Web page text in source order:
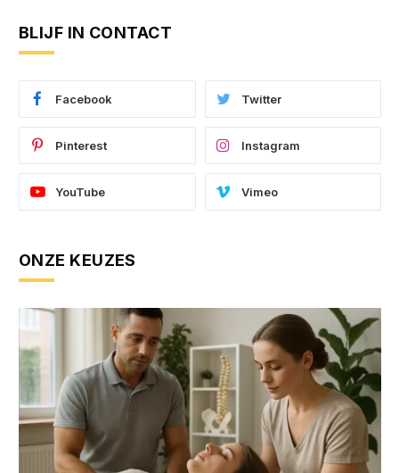
BLIJF IN CONTACT
Facebook Twitter
Pinterest Instagram
YouTube Vimeo
ONZE KEUZES